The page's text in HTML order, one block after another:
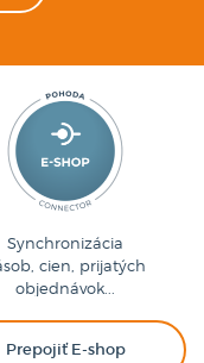
Synchronizácia
cien, prijatých
objednávok...
Prepojiť E-shop